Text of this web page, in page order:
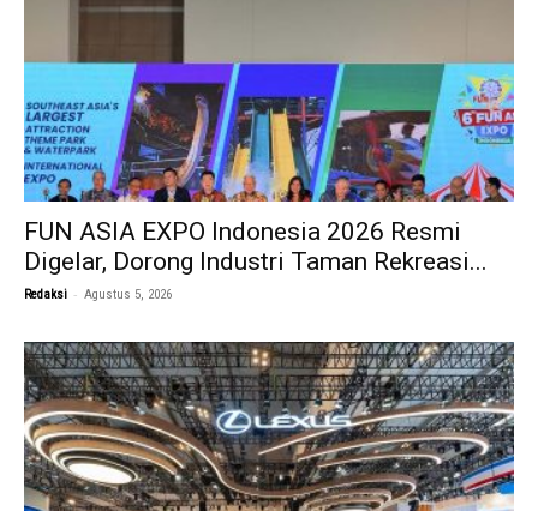
FUN ASIA EXPO Indonesia 2026 Resmi
Digelar, Dorong Industri Taman Rekreasi...
Redaksi - Agustus 5, 2026